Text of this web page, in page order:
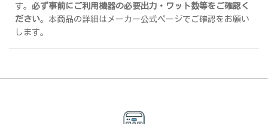
す。 必ず事前にご利用機器の必要出力・ワット数等をご確認く
ださい。本商品の詳細はメーカー公式ページでご確認をお願い
します。